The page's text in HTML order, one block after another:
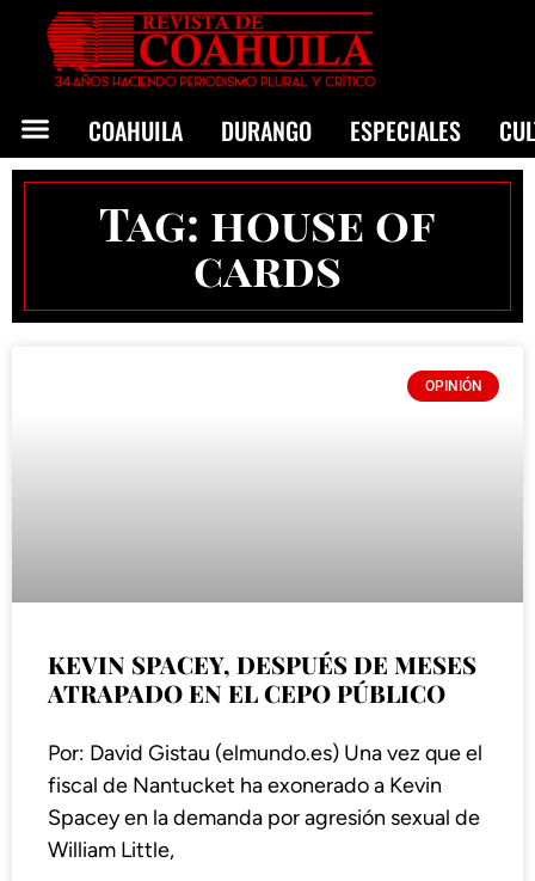
COAHUILA DURANGO ESPECIALES
Tag: house of
cards
OPINIÓN
KEVIN SPACEY, DESPUÉS DE MESES
ATRAPADO EN EL CEPO PÚBLICO
Por: David Gistau (elmundo.es) Una vez que el
fiscal de Nantucket ha exonerado a Kevin
Spacey en la demanda por agresión sexual de
William Little,